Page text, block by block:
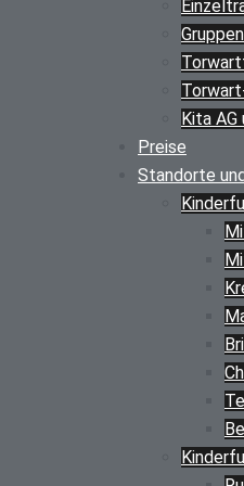
Kita AG
Preise
Standorte